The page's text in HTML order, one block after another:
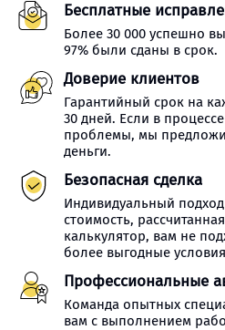
Бесплатные
Более 30 000 успешно
97% были сданы в срок.
Доверие клиентов
Гарантийный срок на
30 дней. Если в
проблемы, мы
деньги.
Безопасная сделка
Индивидуальный
стоимость,
калькулятор, вам не
более выгодные
Профессиональные
Команда опытных
вам с выполнением